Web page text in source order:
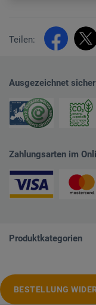
Teilen:
Ausgezeichnet sicher
Zahlungsarten im
Produktkategorien
BESTELLUNG